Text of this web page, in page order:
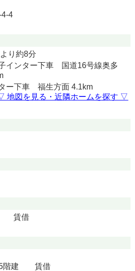
4-4
り約8分
インター下車 国道16号線奥多
ー下車 福生方面 4.1km
地図を見る・近隣ホームを探す ▽
賃借
5階建 賃借